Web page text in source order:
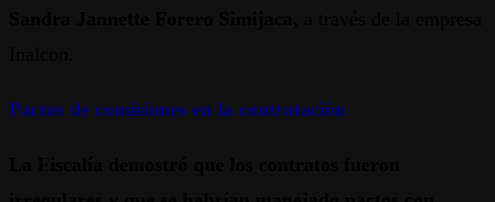
Pactos de comisiones en la contratación